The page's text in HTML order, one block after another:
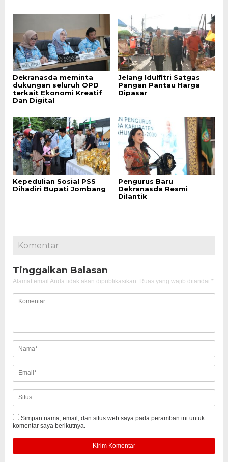
Dekranasda meminta
dukungan seluruh OPD
terkait Ekonomi Kreatif
Dan Digital
Jelang Idulfitri Satgas
Pangan Pantau Harga
Dipasar
Kepedulian Sosial PSS
Dihadiri Bupati Jombang
Pengurus Baru
Dekranasda Resmi
Dilantik
Komentar
Tinggalkan Balasan
Alamat email Anda tidak akan dipublikasikan. Ruas yang wajib ditandai *
Simpan nama, email, dan situs web saya pada peramban ini untuk
komentar saya berikutnya.